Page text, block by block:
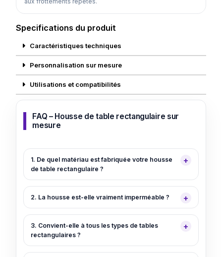
Specifications du produit
Caractéristiques techniques
Personnalisation sur mesure
Utilisations et compatibilités
FAQ – Housse de table rectangulaire sur
mesure
1. De quel matériau est fabriquée votre housse
de table rectangulaire ?
2. La housse est-elle vraiment imperméable ?
3. Convient-elle à tous les types de tables
rectangulaires ?